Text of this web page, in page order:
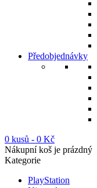
Předobjednávky
0 kusů - 0 Kč
Nákupní koš je prázdný
Kategorie
PlayStation